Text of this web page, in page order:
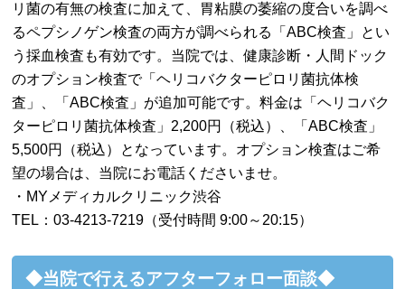
リ菌の有無の検査に加えて、胃粘膜の萎縮の度合いを調べ
るペプシノゲン検査の両方が調べられる「ABC検査」とい
う採血検査も有効です。当院では、健康診断・人間ドック
のオプション検査で「ヘリコバクターピロリ菌抗体検
査」、「ABC検査」が追加可能です。料金は「ヘリコバク
ターピロリ菌抗体検査」2,200円（税込）、「ABC検査」
5,500円（税込）となっています。オプション検査はご希
望の場合は、当院にお電話くださいませ。
・MYメディカルクリニック渋谷
TEL：03-4213-7219（受付時間 9:00～20:15）
◆当院で行えるアフターフォロー面談◆